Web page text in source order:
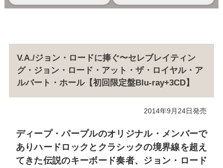
V.A./ジョン・ロードに捧ぐ〜セレブレイティン
グ・ジョン・ロード・アット・ザ・ロイヤル・ア
ルバート・ホール【初回限定盤Blu-ray+3CD】
2014年9月24日発売
ディープ・パープルのオリジナル・メンバーで
ありハードロックとクラシックの境界線を超え
てきた伝説のキーボード奏者、ジョン・ロード